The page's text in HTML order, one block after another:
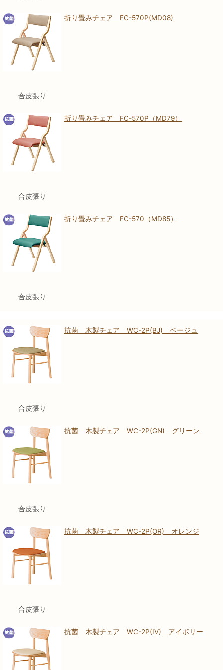
合皮張り
折り畳みチェア FC-570P(MD08)
合皮張り
折り畳みチェア FC-570P（MD79）
合皮張り
折り畳みチェア FC-570（MD85）
合皮張り
抗菌 木製チェア WC-2P(BJ) ベージュ
合皮張り
抗菌 木製チェア WC-2P(GN) グリーン
合皮張り
抗菌 木製チェア WC-2P(OR) オレンジ
抗菌 木製チェア WC-2P(IV) アイボリー